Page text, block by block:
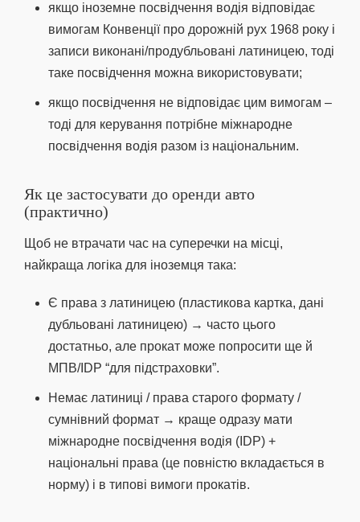
якщо іноземне посвідчення водія відповідає
вимогам Конвенції про дорожній рух 1968 року і
записи виконані/продубльовані латиницею, тоді
таке посвідчення можна використовувати;
якщо посвідчення не відповідає цим вимогам –
тоді для керування потрібне міжнародне
посвідчення водія разом із національним.
Як це застосувати до оренди авто
(практично)
Щоб не втрачати час на суперечки на місці,
найкраща логіка для іноземця така:
Є права з латиницею (пластикова картка, дані
дубльовані латиницею) → часто цього
достатньо, але прокат може попросити ще й
МПВ/IDP “для підстраховки”.
Немає латиниці / права старого формату /
сумнівний формат → краще одразу мати
міжнародне посвідчення водія (IDP) +
національні права (це повністю вкладається в
норму) і в типові вимоги прокатів.